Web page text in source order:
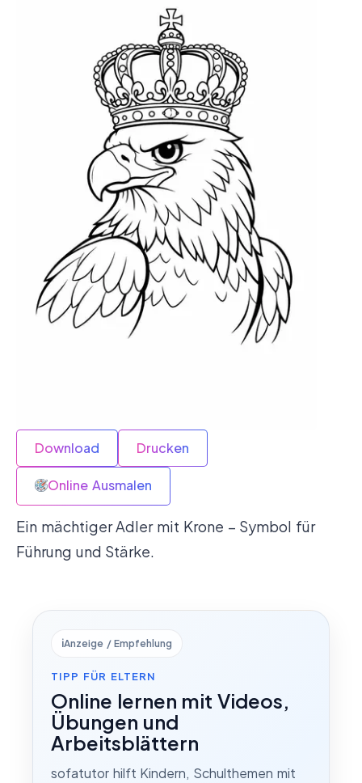
Download Drucken
Online Ausmalen
Ein mächtiger Adler mit Krone – Symbol für
Führung und Stärke.
ℹ️Anzeige / Empfehlung
TIPP FÜR ELTERN
Online lernen mit Videos,
Übungen und
Arbeitsblättern
sofatutor hilft Kindern, Schulthemen mit